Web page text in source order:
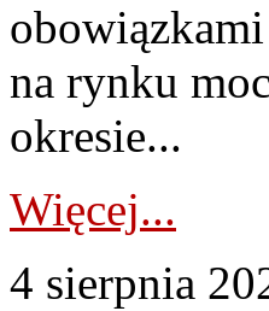
na rynku
okresie...
Więcej...
4 sierpnia